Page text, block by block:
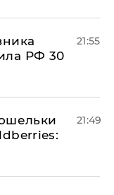
РФ 30
21:55
21:49